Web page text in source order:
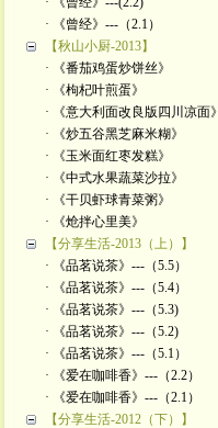
· 《曾经》---（2.1）
【秋山小厨-2013】
· 《番茄鸡蛋炒饼丝》
· 《枸杞叶煎蛋》
· 《意大利面改良版四川凉面》
· 《炒五谷黑芝麻米糊》
· 《玉米面红枣发糕》
· 《中式水果蔬菜沙拉》
· 《干贝虾球青菜粥》
· 《炝拌心里美》
【分享生活-2013（上）】
· 《品茗说茶》---（5.5）
· 《品茗说茶》---（5.4）
· 《品茗说茶》---（5.3)
· 《品茗说茶》---（5.2)
· 《品茗说茶》---（5.1）
· 《爱在咖啡香》---（2.2）
· 《爱在咖啡香》---（2.1）
【分享生活-2012（下）】